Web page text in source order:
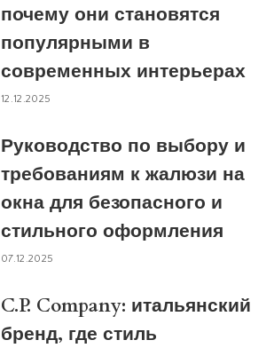
почему они становятся
популярными в
современных интерьерах
12.12.2025
Руководство по выбору и
требованиям к жалюзи на
окна для безопасного и
стильного оформления
07.12.2025
C.P. Company: итальянский
бренд, где стиль